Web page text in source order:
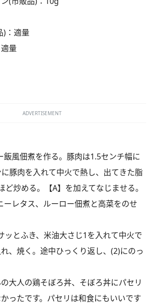
)：適量
量
ADVERTISEMENT
飯風佃煮を作る。豚肉は1.5センチ幅に
豚肉を入れて中火で熱し、出てきた脂
ど炒める。【A】を加えてなじませる。
ーレタス、ルーロー佃煮と高菜をのせ
ッとふき、米油大さじ1を入れて中火で
、焼く。途中ひっくり返し、(2)にのっ
大人の鶏そぼろ丼、そぼろ丼にパセリ
ったです。パセリは和食にもいいです